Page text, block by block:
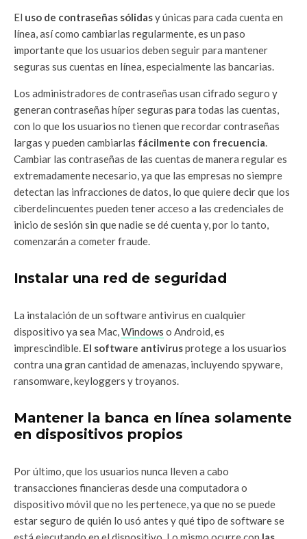
El uso de contraseñas sólidasy únicas para cada cuenta en
línea, así como cambiarlas regularmente, es un paso
importante que los usuarios deben seguir para mantener
seguras sus cuentas en línea, especialmente las bancarias.
Los administradores de contraseñas usan cifrado seguro y
generan contraseñas híper seguras para todas las cuentas,
con lo que los usuarios no tienen que recordar contraseñas
largas y pueden cambiarlas fácilmente con frecuencia.
Cambiar las contraseñas de las cuentas de manera regular es
extremadamente necesario, ya que las empresas no siempre
detectan las infracciones de datos, lo que quiere decir que los
ciberdelincuentes pueden tener acceso a las credenciales de
inicio de sesión sin que nadie se dé cuenta y, por lo tanto,
comenzarán a cometer fraude.
Instalar una red de seguridad
La instalación de un software antivirus en cualquier
dispositivo ya sea Mac,Windows o Android, es
imprescindible. El software antivirusprotege a los usuarios
contra una gran cantidad de amenazas, incluyendo spyware,
ransomware, keyloggers y troyanos.
Mantener la banca en línea solamente
en dispositivos propios
Por último, que los usuarios nunca lleven a cabo
transacciones financieras desde una computadora o
dispositivo móvil que no les pertenece, ya que no se puede
estar seguro de quién lo usó antes y qué tipo de software se